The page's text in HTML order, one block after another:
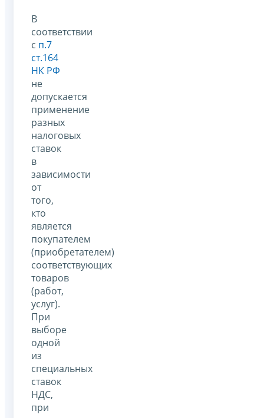
В
соответствии
с п.7
ст.164
НК РФ
не
допускается
применение
разных
налоговых
ставок
в
зависимости
от
того,
кто
является
покупателем
(приобретателем)
соответствующих
товаров
(работ,
услуг).
При
выборе
одной
из
специальных
ставок
НДС,
при